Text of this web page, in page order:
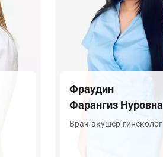
Фраудин
Фарангиз Нуровна
Врач-акушер-гинеколог